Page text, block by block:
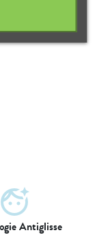
face_retouching_natural
Antiglisse